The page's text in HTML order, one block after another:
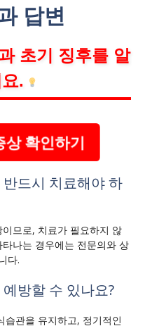
답변
초기 징후를 알
.
확인하기
드시 치료해야 하
므로, 치료가 필요하지 않
나는 경우에는 전문의와 상
다.
방할 수 있나요?
습관을 유지하고, 정기적인